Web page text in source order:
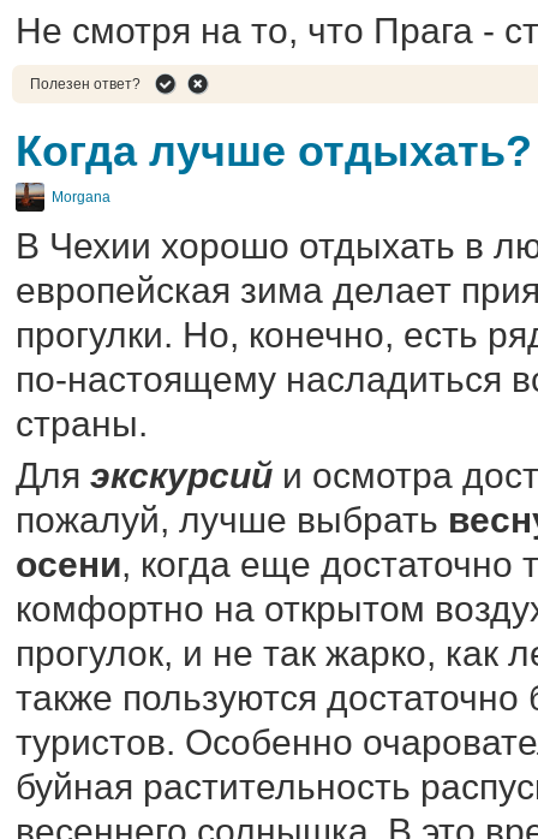
Не смотря на то, что Прага -
Полезен ответ?
Когда лучше отдыхать?
Morgana
В Чехии хорошо отдыхать в
европейская зима делает
прогулки. Но, конечно, есть
по-настоящему насладиться
страны.
Для экскурсий и осмотра
пожалуй, лучше выбрать
осени, когда еще достаточно
комфортно на открытом
прогулок, и не так жарко, как
также пользуются
туристов. Особенно
буйная растительность